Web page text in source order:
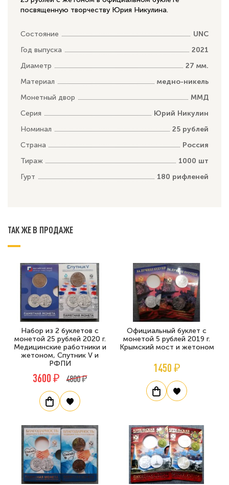
посвященную творчеству Юрия Никулина.
Состояние
UNC
Год выпуска
2021
Диаметр
27 мм.
Материал
медно-никель
Монетный двор
ММД
Серия
Юрий Никулин
Номинал
25 рублей
Страна
Россия
Тираж
1000 шт
Гурт
180 рифленей
ТАК ЖЕ В ПРОДАЖЕ
Набор из 2 буклетов с
монетой 25 рублей 2020 г.
Медицинские работники и
жетоном, Спутник V и
РФПИ
3600 ₽ 4800 ₽
Официальный буклет с
монетой 5 рублей 2019 г.
Крымский мост и жетоном
1450 ₽